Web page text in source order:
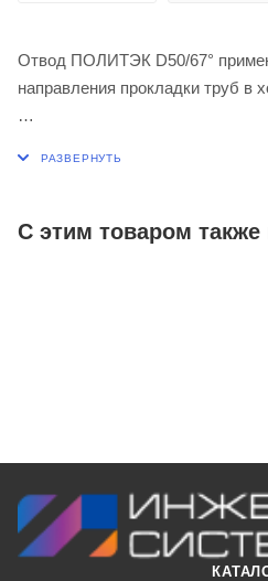
Отвод ПОЛИТЭК D50/67°
направления прокладки труб в
необходимости обогнуть угол
С этим товаром также